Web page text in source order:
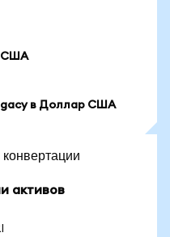
США
в Доллар США
активов